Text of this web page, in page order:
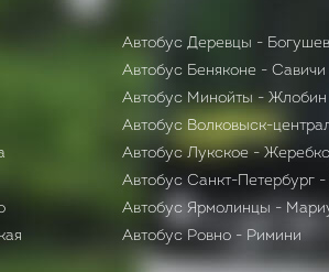
Автобус Деревцы -
Автобус Беняконе - Савичи
Автобус Минойты - Жлобин
Автобус Волковыск-
Автобус Лукское -
Автобус Санкт-Петербург
Автобус Ярмолинцы -
Автобус Ровно - Римини